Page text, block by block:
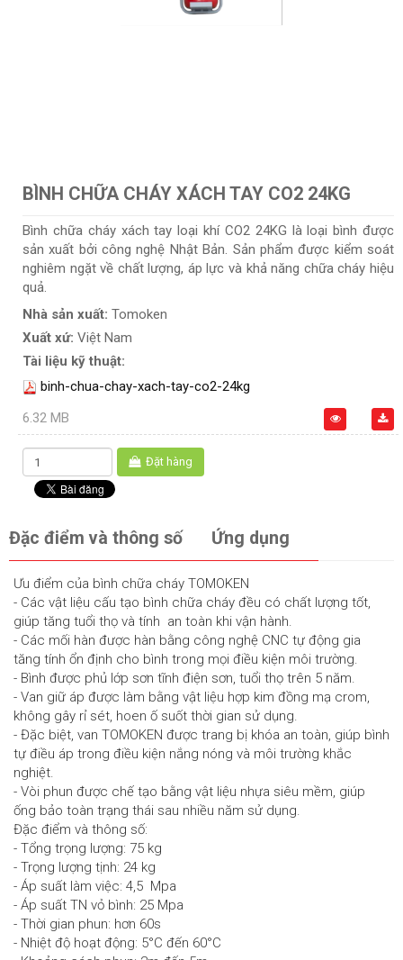
BÌNH CHỮA CHÁY XÁCH TAY CO2 24KG
Bình chữa cháy xách tay loại khí CO2 24KG là loại bình được
sản xuất bởi công nghệ Nhật Bản. Sản phẩm được kiểm soát
nghiêm ngặt về chất lượng, áp lực và khả năng chữa cháy hiệu
quả.
Nhà sản xuất: Tomoken
Xuất xứ: Việt Nam
Tài liệu kỹ thuật:
binh-chua-chay-xach-tay-co2-24kg
6.32 MB
Đặt hàng
Đặc điểm và thông số Ứng dụng
Ưu điểm của bình chữa cháy TOMOKEN
- Các vật liệu cấu tạo bình chữa cháy đều có chất lượng tốt,
giúp tăng tuổi thọ và tính an toàn khi vận hành.
- Các mối hàn được hàn bằng công nghệ CNC tự động gia
tăng tính ổn định cho bình trong mọi điều kiện môi trường.
- Bình được phủ lớp sơn tĩnh điện sơn, tuổi thọ trên 5 năm.
- Van giữ áp được làm bằng vật liệu hợp kim đồng mạ crom,
không gây rỉ sét, hoen ố suốt thời gian sử dụng.
- Đặc biệt, van TOMOKEN được trang bị khóa an toàn, giúp bình
tự điều áp trong điều kiện nắng nóng và môi trường khắc
nghiệt.
- Vòi phun được chế tạo bằng vật liệu nhựa siêu mềm, giúp
ống bảo toàn trạng thái sau nhiều năm sử dụng.
Đặc điểm và thông số:
- Tổng trọng lượng: 75 kg
- Trọng lượng tịnh: 24 kg
- Áp suất làm việc: 4,5 Mpa
- Áp suất TN vỏ bình: 25 Mpa
- Thời gian phun: hơn 60s
- Nhiệt độ hoạt động: 5°C đến 60°C